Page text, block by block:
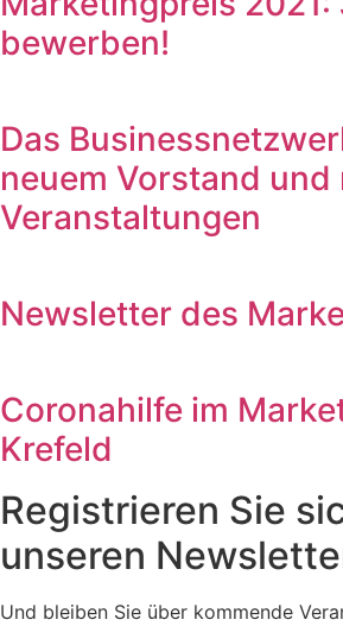
bewerben!
Das
neuem Vorstand und
Veranstaltungen
Newsletter des
Coronahilfe im
Krefeld
Registrieren Sie
unseren
Und bleiben Sie über kommende